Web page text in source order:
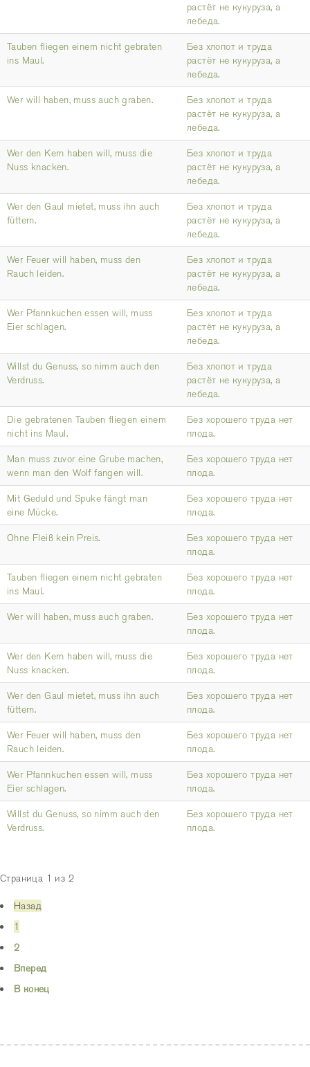
растёт не кукуруза, а
лебеда.
Tauben fliegen einem nicht gebraten
ins Maul.
Без хлопот и труда
растёт не кукуруза, а
лебеда.
Wer will haben, muss auch graben.
Без хлопот и труда
растёт не кукуруза, а
лебеда.
Wer den Kern haben will, muss die
Nuss knacken.
Без хлопот и труда
растёт не кукуруза, а
лебеда.
Wer den Gaul mietet, muss ihn auch
füttern.
Без хлопот и труда
растёт не кукуруза, а
лебеда.
Wer Feuer will haben, muss den
Rauch leiden.
Без хлопот и труда
растёт не кукуруза, а
лебеда.
Wer Pfannkuchen essen will, muss
Eier schlagen.
Без хлопот и труда
растёт не кукуруза, а
лебеда.
Willst du Genuss, so nimm auch den
Verdruss.
Без хлопот и труда
растёт не кукуруза, а
лебеда.
Die gebratenen Tauben fliegen einem
nicht ins Maul.
Без хорошего труда нет
плода.
Man muss zuvor eine Grube machen,
wenn man den Wolf fangen will.
Без хорошего труда нет
плода.
Mit Geduld und Spuke fängt man
eine Mücke.
Без хорошего труда нет
плода.
Ohne Fleiß kein Preis.
Без хорошего труда нет
плода.
Tauben fliegen einem nicht gebraten
ins Maul.
Без хорошего труда нет
плода.
Wer will haben, muss auch graben.
Без хорошего труда нет
плода.
Wer den Kern haben will, muss die
Nuss knacken.
Без хорошего труда нет
плода.
Wer den Gaul mietet, muss ihn auch
füttern.
Без хорошего труда нет
плода.
Wer Feuer will haben, muss den
Rauch leiden.
Без хорошего труда нет
плода.
Wer Pfannkuchen essen will, muss
Eier schlagen.
Без хорошего труда нет
плода.
Willst du Genuss, so nimm auch den
Verdruss.
Без хорошего труда нет
плода.
Страница 1 из 2
Назад
1
2
Вперед
В конец